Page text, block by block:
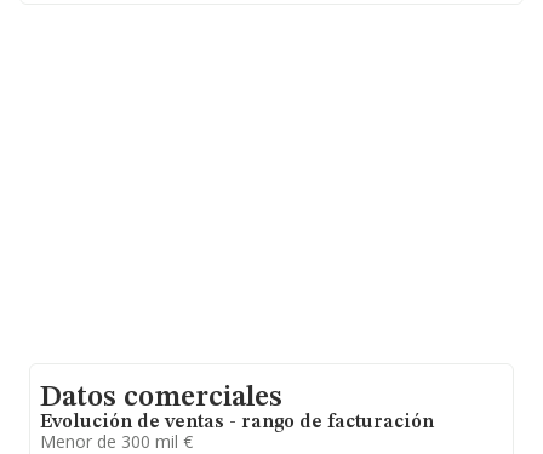
Datos comerciales
Evolución de ventas - rango de facturación
Menor de 300 mil €